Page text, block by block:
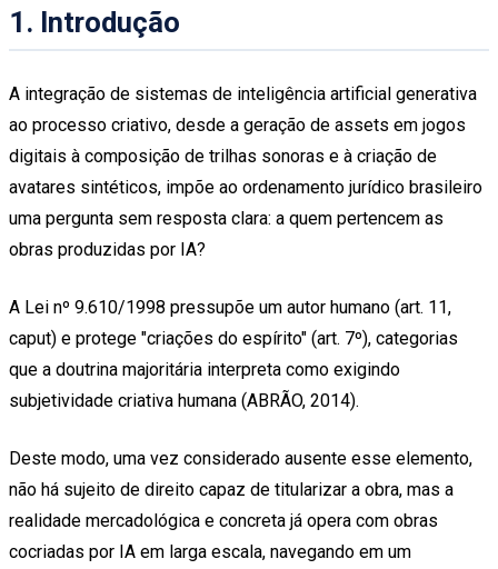
1. Introdução
A integração de sistemas de inteligência artificial generativa
ao processo criativo, desde a geração de assets em jogos
digitais à composição de trilhas sonoras e à criação de
avatares sintéticos, impõe ao ordenamento jurídico brasileiro
uma pergunta sem resposta clara: a quem pertencem as
obras produzidas por IA?
A Lei nº 9.610/1998 pressupõe um autor humano (art. 11,
caput) e protege "criações do espírito" (art. 7º), categorias
que a doutrina majoritária interpreta como exigindo
subjetividade criativa humana (ABRÃO, 2014).
Deste modo, uma vez considerado ausente esse elemento,
não há sujeito de direito capaz de titularizar a obra, mas a
realidade mercadológica e concreta já opera com obras
cocriadas por IA em larga escala, navegando em um